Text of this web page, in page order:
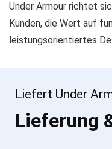
Under Armour richtet
Kunden, die Wert auf
leistungsorientiertes
Liefert Under
Lieferung